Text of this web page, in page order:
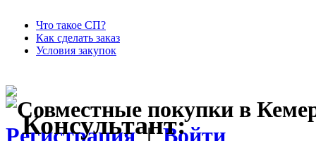
Что такое СП?
Как сделать заказ
Условия закупок
Консультант:
Регистрация|Войти